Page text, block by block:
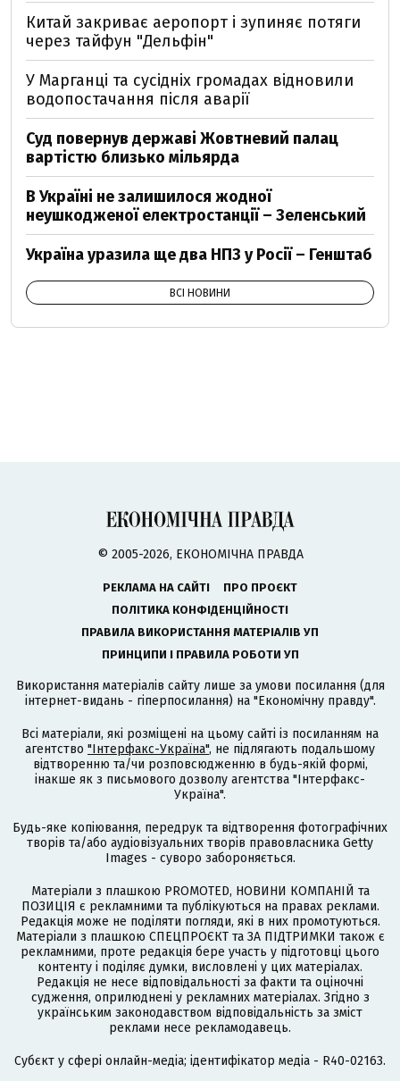
Китай закриває аеропорт і зупиняє потяги
через тайфун "Дельфін"
У Марганці та сусідніх громадах відновили
водопостачання після аварії
Суд повернув державі Жовтневий палац
вартістю близько мільярда
В Україні не залишилося жодної
неушкодженої електростанції – Зеленський
Україна уразила ще два НПЗ у Росії – Генштаб
ВСІ НОВИНИ
© 2005-2026, ЕКОНОМІЧНА ПРАВДА
РЕКЛАМА НА САЙТІ
ПРО ПРОЄКТ
ПОЛІТИКА КОНФІДЕНЦІЙНОСТІ
ПРАВИЛА ВИКОРИСТАННЯ МАТЕРІАЛІВ УП
ПРИНЦИПИ І ПРАВИЛА РОБОТИ УП
Використання матеріалів сайту лише за умови посилання (для
інтернет-видань - гіперпосилання) на "Економічну правду".
Всі матеріали, які розміщені на цьому сайті із посиланням на
агентство "Інтерфакс-Україна", не підлягають подальшому
відтворенню та/чи розповсюдженню в будь-якій формі,
інакше як з письмового дозволу агентства "Інтерфакс-
Україна".
Будь-яке копіювання, передрук та відтворення фотографічних
творів та/або аудіовізуальних творів правовласника Getty
Images - суворо забороняється.
Матеріали з плашкою PROMOTED, НОВИНИ КОМПАНІЙ та
ПОЗИЦІЯ є рекламними та публікуються на правах реклами.
Редакція може не поділяти погляди, які в них промотуються.
Матеріали з плашкою СПЕЦПРОЄКТ та ЗА ПІДТРИМКИ також є
рекламними, проте редакція бере участь у підготовці цього
контенту і поділяє думки, висловлені у цих матеріалах.
Редакція не несе відповідальності за факти та оціночні
судження, оприлюднені у рекламних матеріалах. Згідно з
українським законодавством відповідальність за зміст
реклами несе рекламодавець.
Cубєкт у сфері онлайн-медіа; ідентифікатор медіа - R40-02163.